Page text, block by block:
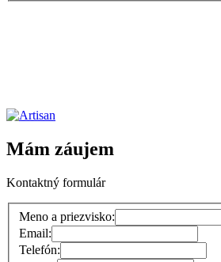
Mám záujem
Kontaktný formulár
Meno a priezvisko:
Email:
Telefón: